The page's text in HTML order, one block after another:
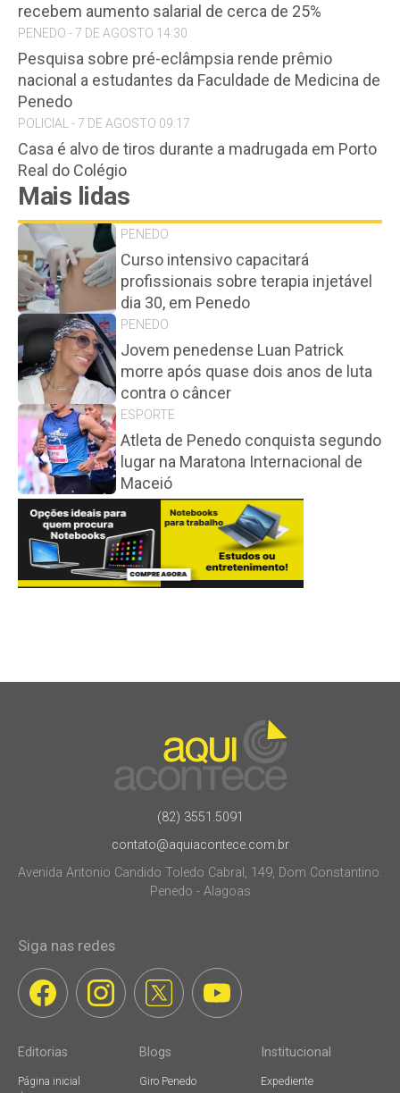
recebem aumento salarial de cerca de 25%
PENEDO - 7 DE AGOSTO 14:30
Pesquisa sobre pré-eclâmpsia rende prêmio
nacional a estudantes da Faculdade de Medicina de
Penedo
POLICIAL - 7 DE AGOSTO 09:17
Casa é alvo de tiros durante a madrugada em Porto
Real do Colégio
Mais lidas
PENEDO
Curso intensivo capacitará
profissionais sobre terapia injetável
dia 30, em Penedo
PENEDO
Jovem penedense Luan Patrick
morre após quase dois anos de luta
contra o câncer
ESPORTE
Atleta de Penedo conquista segundo
lugar na Maratona Internacional de
Maceió
(82) 3551.5091
contato@aquiacontece.com.br
Avenida Antonio Candido Toledo Cabral, 149, Dom Constantino.
Penedo - Alagoas
Siga nas redes
Editorias
Página inicial
Blogs
Giro Penedo
Institucional
Expediente